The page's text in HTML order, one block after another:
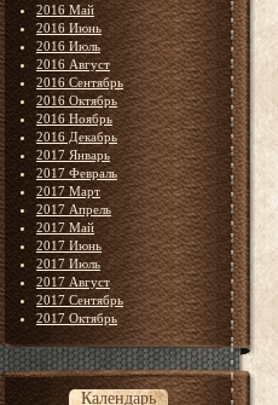
2016 Май
2016 Июнь
2016 Июль
2016 Август
2016 Сентябрь
2016 Октябрь
2016 Ноябрь
2016 Декабрь
2017 Январь
2017 Февраль
2017 Март
2017 Апрель
2017 Май
2017 Июнь
2017 Июль
2017 Август
2017 Сентябрь
2017 Октябрь
Календарь